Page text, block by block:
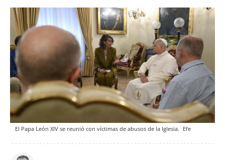
El Papa León XIV se reunió con víctimas de abusos de la Iglesia. Efe